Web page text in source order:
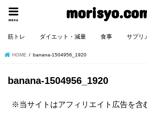
menu
筋トレ ダイエット・減量 食事 サプリ
HOME banana-1504956_1920
banana-1504956_1920
※当サイトはアフィリエイト広告を含